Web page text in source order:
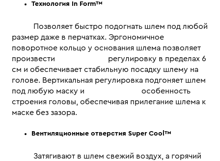
Технология In Form™
Позволяет быстро подогнать шлем под любой
размер даже в перчатках. Эргономичное
поворотное кольцо у основания шлема позволяет
произвести регулировку в пределах 6
см и обеспечивает стабильную посадку шлему на
голове. Вертикальная регулировка подгоняет шлем
под любую маску и особенность
строения головы, обеспечивая прилегание шлема к
маске без зазора.
Вентиляционные отверстия Super Cool™
Затягивают в шлем свежий воздух, а горячий